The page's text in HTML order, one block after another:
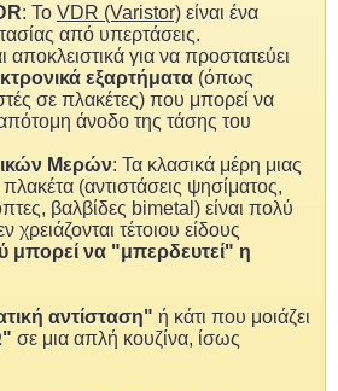
: Το VDR (Varistor) είναι ένα
από υπερτάσεις.
αποκλειστικά για να προστατεύει
εξαρτήματα (όπως
σε πλακέτες) που μπορεί να
άνοδο της τάσης του
Μερών: Τα κλασικά μέρη μιας
(αντιστάσεις ψησίματος,
βαλβίδες bimetal) είναι πολύ
χρειάζονται τέτοιου είδους
μπορεί να "μπερδευτεί" η
αντίσταση" ή κάτι που μοιάζει
σε μια απλή κουζίνα, ίσως